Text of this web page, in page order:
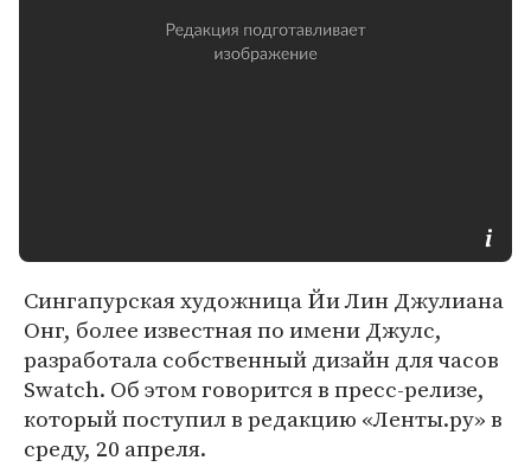
Сингапурская художница Йи Лин Джулиана
Онг, более известная по имени Джулс,
разработала собственный дизайн для часов
Swatch. Об этом говорится в пресс-релизе,
который поступил в редакцию «Ленты.ру» в
среду, 20 апреля.